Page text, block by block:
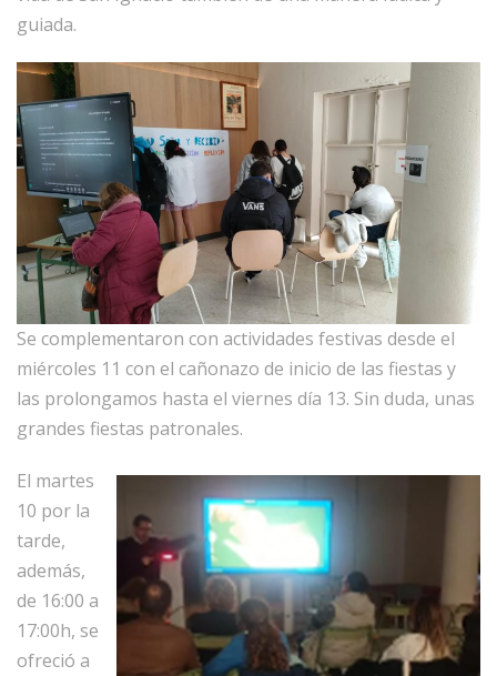
guiada.
Se complementaron con actividades festivas desde el
miércoles 11 con el cañonazo de inicio de las fiestas y
las prolongamos hasta el viernes día 13. Sin duda, unas
grandes fiestas patronales.
El martes
10 por la
tarde,
además,
de 16:00 a
17:00h, se
ofreció a